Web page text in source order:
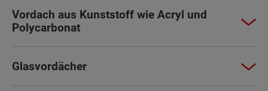
Vordach aus Kunststoff wie Acryl und
Polycarbonat
Glasvordächer